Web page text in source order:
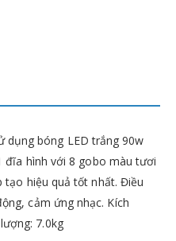
dụng bóng LED trắng 90w
đĩa hình với 8 gobo màu tươi
hiệu quả tốt nhất. Điều
cảm ứng nhạc. Kích
7.0kg